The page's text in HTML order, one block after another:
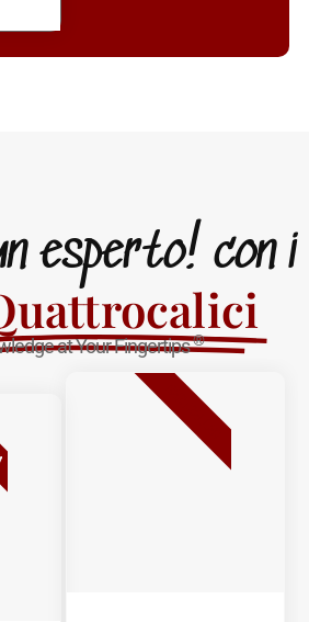
esperto! con i
at Your Fingertips®
BESTSELLER